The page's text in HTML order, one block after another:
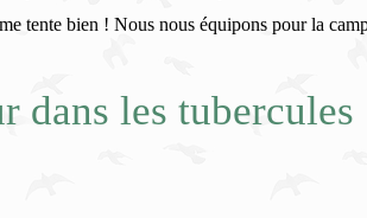
tente bien ! Nous nous équipons pour la
dans les tubercules